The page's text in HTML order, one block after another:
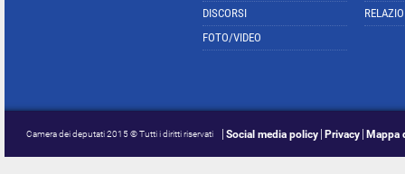
DISCORSI
FOTO/VIDEO
Camera dei deputati 2015 © Tutti i diritti riservati Social media policy Privacy Mappa